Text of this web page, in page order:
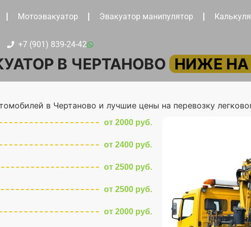
Мотоэвакуатор Эвакуатор манипулятор
+7 (901) 839-24-42
В ЧЕРТАНОВО НИЖЕ НА
в Чертаново и лучшие цены на перевозку
от 2000 руб.
от 2400 руб.
от 2500 руб.
от 2500 руб.
от 2000 руб.